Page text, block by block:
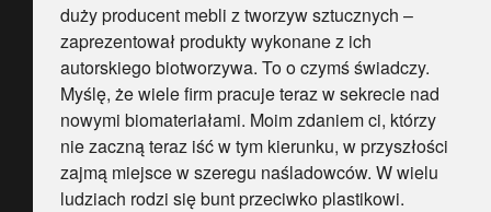
duży producent mebli z tworzyw sztucznych –
zaprezentował produkty wykonane z ich
autorskiego biotworzywa. To o czymś świadczy.
Myślę, że wiele firm pracuje teraz w sekrecie nad
nowymi biomateriałami. Moim zdaniem ci, którzy
nie zaczną teraz iść w tym kierunku, w przyszłości
zajmą miejsce w szeregu naśladowców. W wielu
ludziach rodzi się bunt przeciwko plastikowi.